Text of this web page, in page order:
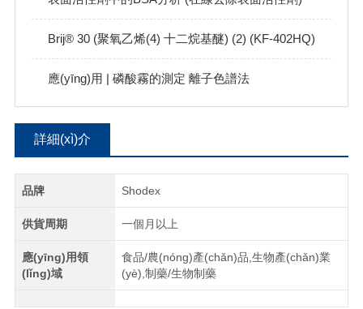
Brij® 30 (聚氧乙烯(4) 十二烷基醚) (2) (KF-402HQ)
應(yīng)用 | 磷酸霧的測定 離子色譜法
詳細(xì)介
紹
品牌 Shodex
供貨周期 一個月以上
應(yīng)用領
(lǐng)域
食品/農(nóng)產(chǎn)品,生物產(chǎn)業
(yè),制藥/生物制藥